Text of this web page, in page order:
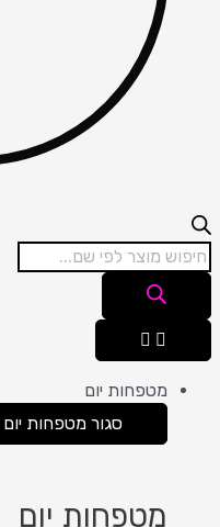
מטפחות יום
סגור מטפחות יום
מטפחות יום